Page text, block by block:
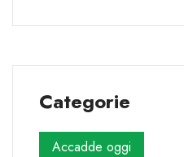
Categorie
Accadde oggi